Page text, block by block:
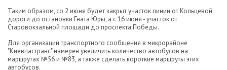
Таким образом, со 2 июня будет закрыт участок линии от Кольцевой
дороги до остановки Гната Юры, а с 16 июня - участок от
Старовокзальной площади до проспекта Победы.
Для организации транспортного сообщения в микрорайоне
"Киевпастранс" намерен увеличить количество автобусов на
маршрутах №56 и №83, а также сделать короткие маршруты этих
автобусов.